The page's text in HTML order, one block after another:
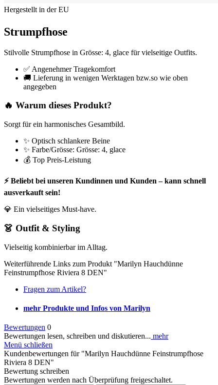
Hergestellt in der EU
Strumpfhose
Stilvolle Strumpfhose in Grösse: 4, glace für vielseitige Outfits.
✅ Angenehmer Tragekomfort
🚚 Lieferung in wenigen Werktagen bzw.so wie oben
angegeben
🔥 Warum dieses Produkt?
Sorgt für ein harmonisches Gesamtbild.
✨ Optisch schlankere Beine
✨ Farbe/Grösse: Grösse: 4, glace
💰 Top Preis-Leistung
⚡ Beliebt bei unseren Kundinnen und Kunden – kann schnell
ausverkauft sein!
💎 Ein vielseitiges Must-have.
👗 Outfit & Styling
Vielseitig kombinierbar im Alltag.
Weiterführende Links zum Produkt "Marilyn Hauchdünne
Feinstrumpfhose Riviera 8 DEN"
Fragen zum Artikel?
mehr Produkte und Infos von Marilyn
Bewertungen 0
Bewertungen lesen, schreiben und diskutieren... mehr
Menü schließen
Kundenbewertungen für "Marilyn Hauchdünne Feinstrumpfhose
Riviera 8 DEN"
Bewertung schreiben
Bewertungen werden nach Überprüfung freigeschaltet.